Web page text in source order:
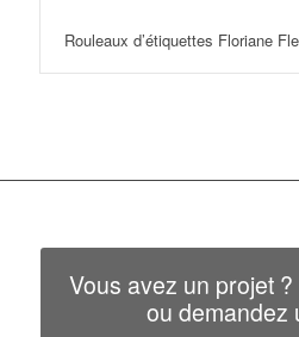
Rouleaux d’étiquettes Floriane
Vous avez un projet
ou demandez